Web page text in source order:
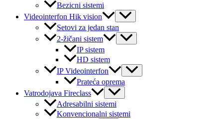
Bezicni sistemi
Videointerfon Hik vision
Menu
Toggle
Setovi za jedan stan
2-žičani sistem
Menu
Toggle
IP sistem
HD sistem
IP Videointerfon
Menu
Toggle
Prateća oprema
Vatrodojava Fireclass
Menu
Toggle
Adresabilni sistemi
Konvencionalni sistemi